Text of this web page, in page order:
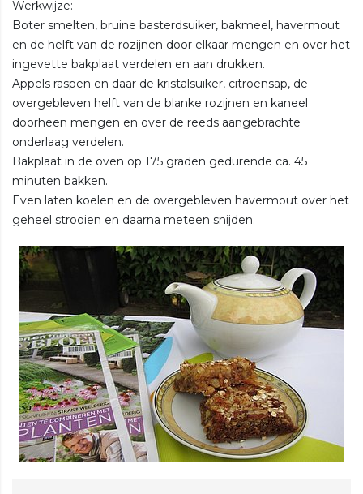
Werkwijze:
Boter smelten, bruine basterdsuiker, bakmeel, havermout
en de helft van de rozijnen door elkaar mengen en over het
ingevette bakplaat verdelen en aan drukken.
Appels raspen en daar de kristalsuiker, citroensap, de
overgebleven helft van de blanke rozijnen en kaneel
doorheen mengen en over de reeds aangebrachte
onderlaag verdelen.
Bakplaat in de oven op 175 graden gedurende ca. 45
minuten bakken.
Even laten koelen en de overgebleven havermout over het
geheel strooien en daarna meteen snijden.